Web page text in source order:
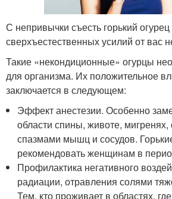
С непривычки съесть горький
сверхъестественных усилий от вас
Такие «некондиционные» огурцы
для организма. Их положительное
заключается в следующем:
Эффект анестезии. Особенно
области спины, животе,
спазмами мышц и сосудов.
рекомендовать женщинам в
Профилактика негативного
радиации, отравления солями
Тем, кто проживает в областях,